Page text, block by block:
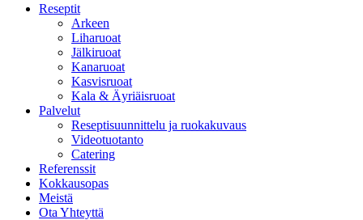
Reseptit
Arkeen
Liharuoat
Jälkiruoat
Kanaruoat
Kasvisruoat
Kala & Äyriäisruoat
Palvelut
Reseptisuunnittelu ja ruokakuvaus
Videotuotanto
Catering
Referenssit
Kokkausopas
Meistä
Ota Yhteyttä